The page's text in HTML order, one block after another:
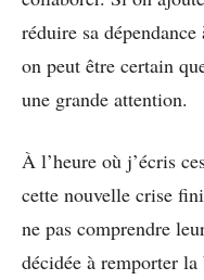
réduire sa
on peut être certain
une grande attention.
À l’heure où j’écris
cette nouvelle crise
ne pas comprendre
décidée à remporter